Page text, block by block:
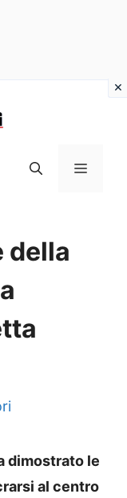
MENU
della
dimostrato le
al centro